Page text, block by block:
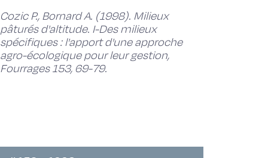
Cozic P., Bornard A. (1998). Milieux
pâturés d'altitude. I-Des milieux
spécifiques : l'apport d'une approche
agro-écologique pour leur gestion,
Fourrages 153, 69-79.